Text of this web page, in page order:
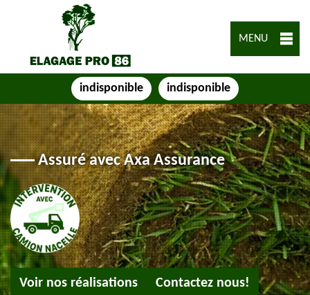
MENU
indisponible indisponible
Assuré avec Axa Assurance
Voir nos réalisations Contactez nous!